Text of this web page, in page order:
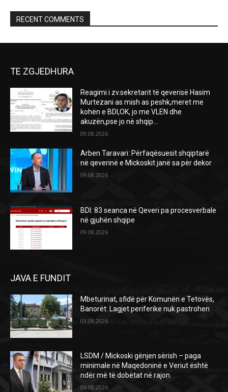
RECENT COMMENTS
TE ZGJEDHURA
Reagimi i zv.sekretarit të qeverisë Hasim
Murtezani as mish as peshk,meret me
kohën e BDI,OK, jo me VLEN dhe
akuzën,pse jo në shqip...
09.08.2026
Arben Taravari: Përfaqësuesit shqiptarë
në qeverinë e Mickoskit janë sa për dekor
09.08.2026
BDI: 83 seanca në Qeveri pa procesverbale
në gjuhën shqipe
09.08.2026
JAVA E FUNDIT
Mbeturinat, sfidë për Komunën e Tetovës,
Banorët: Lagjet periferike nuk pastrohen
03.08.2026
LSDM / Mickoski gënjen sërish – paga
minimale në Maqedoninë e Veriut është
ndër më të dobëtat në rajon.
06.08.2026